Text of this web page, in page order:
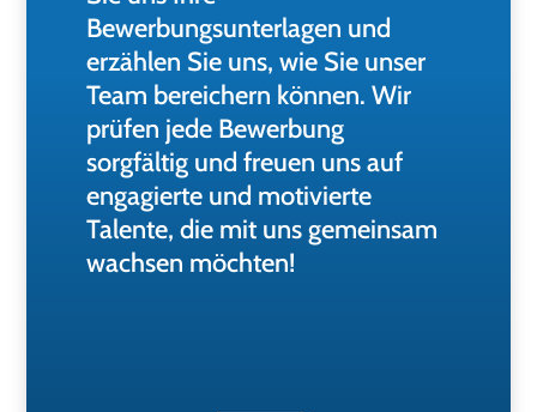
Bewerbungsunterlagen und
erzählen Sie uns, wie Sie unser
Team bereichern können. Wir
prüfen jede Bewerbung
sorgfältig und freuen uns auf
engagierte und motivierte
Talente, die mit uns gemeinsam
wachsen möchten!